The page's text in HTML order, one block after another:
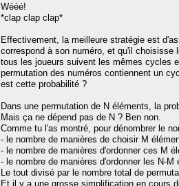
Wééé!
*clap clap clap*
Effectivement, la meilleure stratégie est
correspond à son numéro, et qu'il
tous les joueurs suivent les mêmes cycles
permutation des numéros contiennent un
est cette probabilité ?
Dans une permutation de N éléments, la
Mais ça ne dépend pas de N ? Ben non.
Comme tu l'as montré, pour dénombrer le
- le nombre de manières de choisir M
- le nombre de manières d'ordonner ces M
- le nombre de manières d'ordonner les N-
Le tout divisé par le nombre total de
Et il y a une grosse simplification en cours